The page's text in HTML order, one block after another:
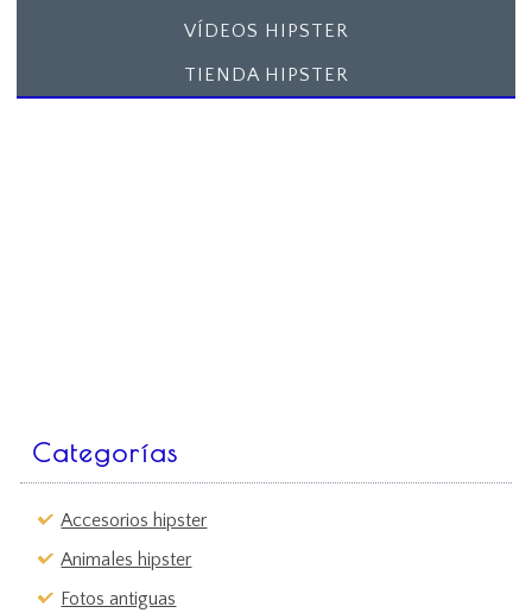
VÍDEOS HIPSTER
TIENDA HIPSTER
Categorías
Accesorios hipster
Animales hipster
Fotos antiguas